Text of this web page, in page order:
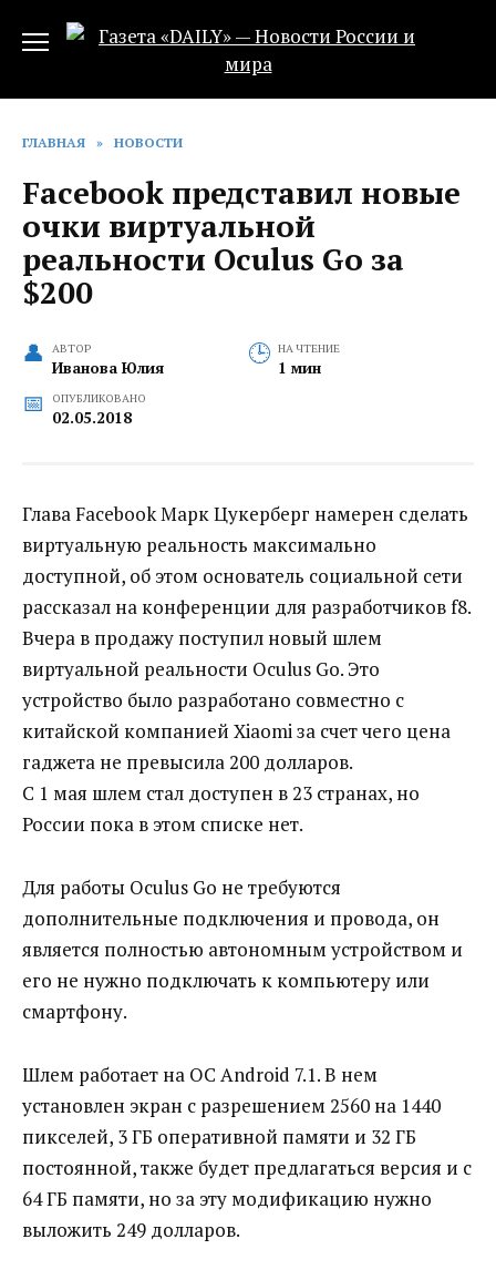
ГЛАВНАЯ » НОВОСТИ
Facebook представил новые
очки виртуальной
реальности Oculus Go за
$200
АВТОР
Иванова Юлия
НА ЧТЕНИЕ
1 мин
ОПУБЛИКОВАНО
02.05.2018
Глава Facebook Марк Цукерберг намерен сделать
виртуальную реальность максимально
доступной, об этом основатель социальной сети
рассказал на конференции для разработчиков f8.
Вчера в продажу поступил новый шлем
виртуальной реальности Oculus Go. Это
устройство было разработано совместно с
китайской компанией Xiaomi за счет чего цена
гаджета не превысила 200 долларов.
С 1 мая шлем стал доступен в 23 странах, но
России пока в этом списке нет.
Для работы Oculus Go не требуются
дополнительные подключения и провода, он
является полностью автономным устройством и
его не нужно подключать к компьютеру или
смартфону.
Шлем работает на ОС Android 7.1. В нем
установлен экран с разрешением 2560 на 1440
пикселей, 3 ГБ оперативной памяти и 32 ГБ
постоянной, также будет предлагаться версия и с
64 ГБ памяти, но за эту модификацию нужно
выложить 249 долларов.